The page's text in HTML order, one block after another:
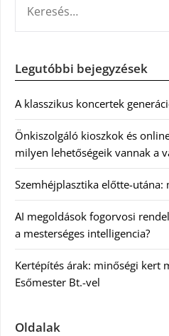
Legutóbbi bejegyzések
A klasszikus koncertek
Önkiszolgáló kioszkok és
milyen lehetőségeik vannak a
Szemhéjplasztika előtte-utána:
AI megoldások fogorvosi
a mesterséges intelligencia?
Kertépítés árak: minőségi kert
Esőmester Bt.-vel
Oldalak